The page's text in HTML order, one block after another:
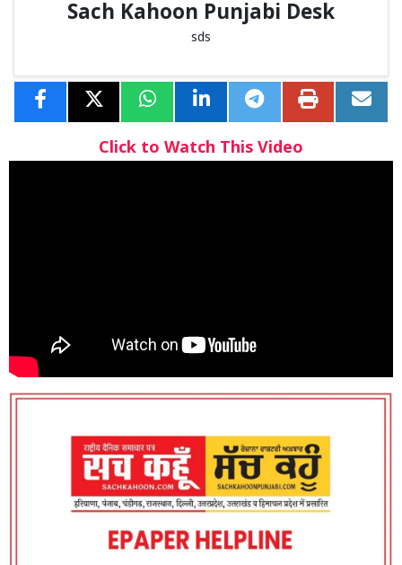
Sach Kahoon Punjabi Desk
sds
Click to Watch This Video